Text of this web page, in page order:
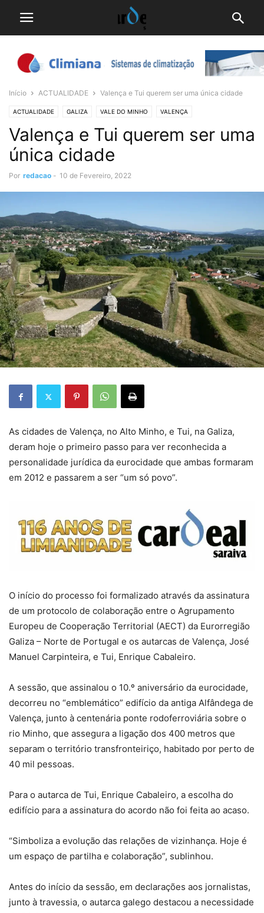
Início ACTUALIDADE Valença e Tui querem ser uma única cidade
ACTUALIDADE GALIZA VALE DO MINHO VALENÇA
Valença e Tui querem ser uma
única cidade
Por redacao - 10 de Fevereiro, 2022
As cidades de Valença, no Alto Minho, e Tui, na Galiza,
deram hoje o primeiro passo para ver reconhecida a
personalidade jurídica da eurocidade que ambas formaram
em 2012 e passarem a ser “um só povo”.
O início do processo foi formalizado através da assinatura
de um protocolo de colaboração entre o Agrupamento
Europeu de Cooperação Territorial (AECT) da Eurorregião
Galiza – Norte de Portugal e os autarcas de Valença, José
Manuel Carpinteira, e Tui, Enrique Cabaleiro.
A sessão, que assinalou o 10.º aniversário da eurocidade,
decorreu no “emblemático” edifício da antiga Alfândega de
Valença, junto à centenária ponte rodoferroviária sobre o
rio Minho, que assegura a ligação dos 400 metros que
separam o território transfronteiriço, habitado por perto de
40 mil pessoas.
Para o autarca de Tui, Enrique Cabaleiro, a escolha do
edifício para a assinatura do acordo não foi feita ao acaso.
“Simboliza a evolução das relações de vizinhança. Hoje é
um espaço de partilha e colaboração”, sublinhou.
Antes do início da sessão, em declarações aos jornalistas,
junto à travessia, o autarca galego destacou a necessidade